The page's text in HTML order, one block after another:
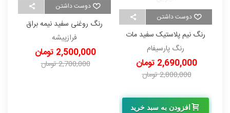
دوست داشتن
رنگ نیم پلاستیک سفید مات
کیلویی
رنگ پارسیفام
2,690,000 تومان
2,800,000 تومان
افزودن به سبد خرید
دوست داشتن
رنگ روغنی سفید نیمه براق
فرازپیشه
2,500,000 تومان
2,700,000 تومان